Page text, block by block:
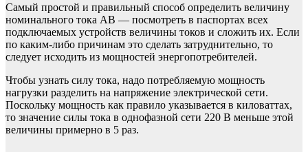
Самый простой и правильный способ определить величину
номинального тока АВ — посмотреть в паспортах всех
подключаемых устройств величины токов и сложить их. Если
по каким-либо причинам это сделать затруднительно, то
следует исходить из мощностей энергопотребителей.
Чтобы узнать силу тока, надо потребляемую мощность
нагрузки разделить на напряжение электрической сети.
Поскольку мощность как правило указывается в киловаттах,
то значение силы тока в однофазной сети 220 В меньше этой
величины примерно в 5 раз.